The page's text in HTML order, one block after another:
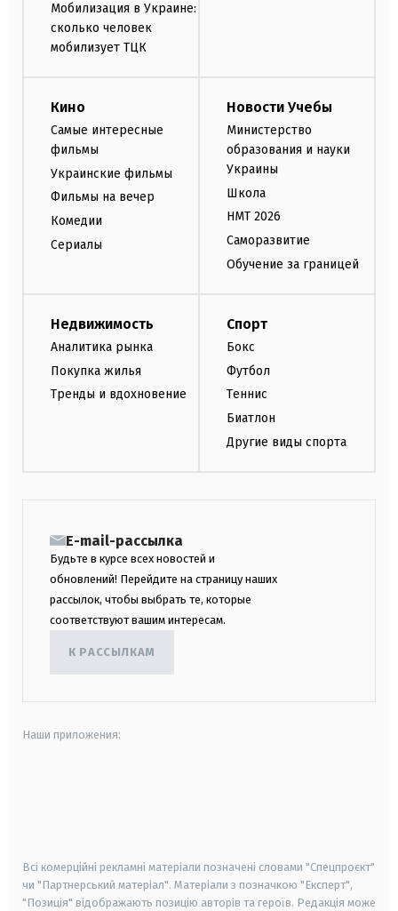
Мобилизация в Украине:
сколько человек
мобилизует ТЦК
Кино
Самые интересные
фильмы
Украинские фильмы
Фильмы на вечер
Комедии
Сериалы
Новости Учебы
Министерство
образования и науки
Украины
Школа
НМТ 2026
Саморазвитие
Обучение за границей
Недвижимость
Аналитика рынка
Покупка жилья
Тренды и вдохновение
Спорт
Бокс
Футбол
Теннис
Биатлон
Другие виды спорта
E-mail-рассылка
Будьте в курсе всех новостей и
обновлений! Перейдите на страницу наших
рассылок, чтобы выбрать те, которые
соответствуют вашим интересам.
К РАССЫЛКАМ
Наши приложения:
Всі комерційні рекламні матеріали позначені словами "Спецпроєкт"
чи "Партнерський матеріал". Матеріали з позначкою "Експерт",
"Позиція" відображають позицію авторів та героїв. Редакція може